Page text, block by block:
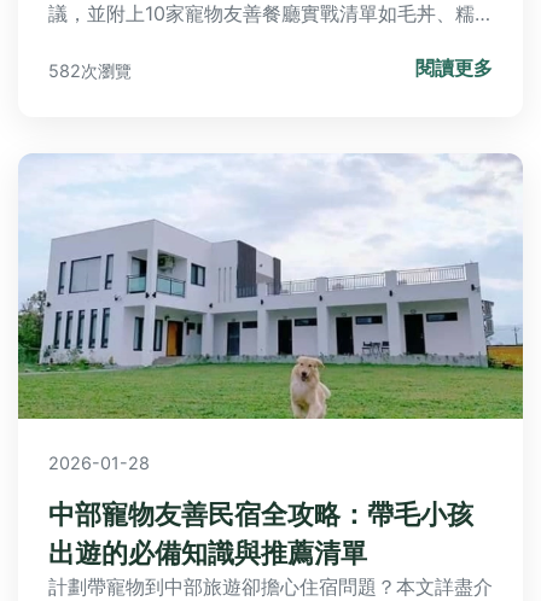
議，並附上10家寵物友善餐廳實戰清單如毛丼、糯
有必知小提醒與常見疑問解答，包括清潔費、限制事
582次瀏覽 閱讀更多
2026-01-28
中部寵物友善民宿全攻略：帶毛小孩
出遊的必備知識與推薦清單
計劃帶寵物到中部旅遊卻擔心住宿問題？本文詳盡介